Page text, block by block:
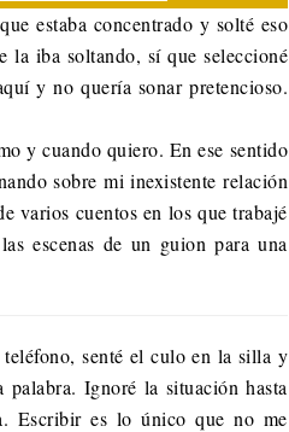
estaba concentrado y solté eso
la iba soltando, sí que seleccioné
y no quería sonar pretencioso.
y cuando quiero. En ese sentido
sobre mi inexistente relación
varios cuentos en los que trabajé
escenas de un guion para una
senté el culo en la silla y
Ignoré la situación hasta
Escribir es lo único que no me